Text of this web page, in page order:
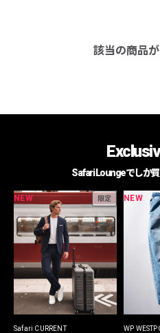
該当の商品
Safari Loungeでしか
NEW 限定
Safari CURRENT
NEW
WP